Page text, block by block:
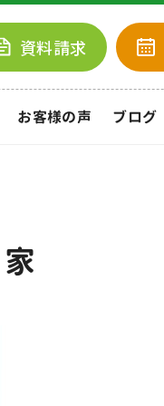
資料請求
お客様の声 ブログ